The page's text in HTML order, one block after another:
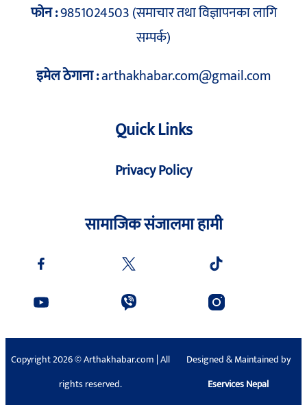
फोन :9851024503 (समाचार तथा विज्ञापनका लागि
सम्पर्क)
इमेल ठेगाना :arthakhabar.com@gmail.com
Quick Links
Privacy Policy
सामाजिक संजालमा हामी
Copyright 2026 © Arthakhabar.com | All
rights reserved.
Designed & Maintained by
Eservices Nepal